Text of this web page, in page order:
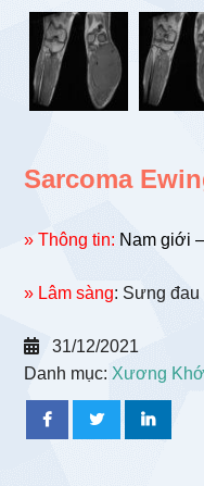
Sarcoma
» Thông tin: Nam giới
» Lâm sàng: Sưng đau
31/12/2021
Danh mục: Xương